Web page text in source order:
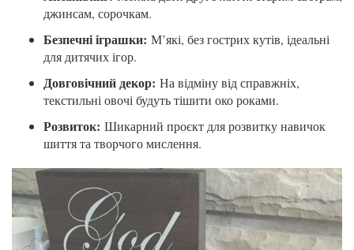
джинсам, сорочкам.
Безпечні іграшки: М’які, без гострих кутів, ідеальні
для дитячих ігор.
Довговічний декор: На відміну від справжніх,
текстильні овочі будуть тішити око роками.
Розвиток: Шикарний проєкт для розвитку навичок
шиття та творчого мислення.